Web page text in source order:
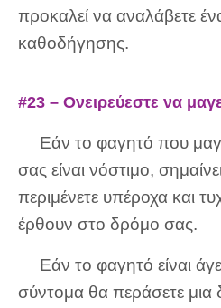
προκαλεί να αναλάβετε
καθοδήγησης.
#23 – Ονειρεύεστε να
Εάν το φαγητό που
σας είναι νόστιμο,
περιμένετε υπέροχα και
έρθουν στο δρόμο σας.
Εάν το φαγητό είναι
σύντομα θα περάσετε